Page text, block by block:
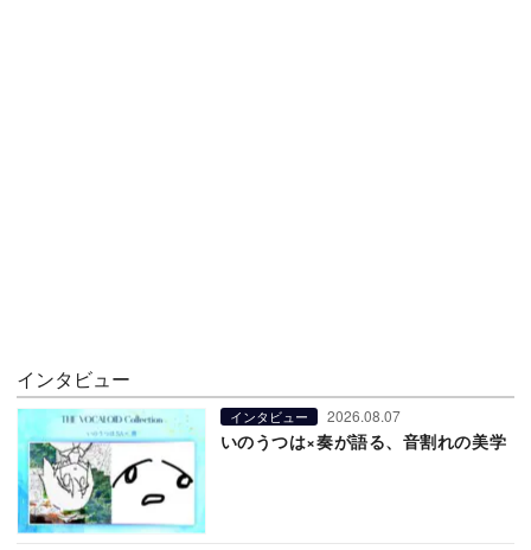
インタビュー
インタビュー 2026.08.07
いのうつは×奏が語る、音割れの美学